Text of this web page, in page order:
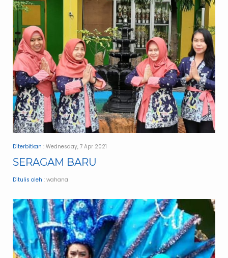
Diterbitkan : Wednesday, 7 Apr 2021
SERAGAM BARU
Ditulis oleh : wahana